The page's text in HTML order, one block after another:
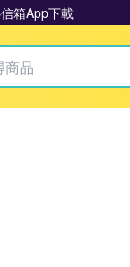
信箱App下載
賣